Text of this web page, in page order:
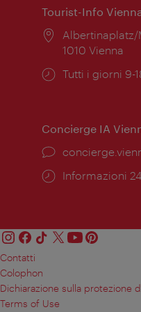
Tourist-Info
Posizione:
Albertinaplatz/
1010 Vienna
Orari
Tutti i giorni 9-
Concierge IA
Ort:
Öffnungszeiten:
Informazioni
Contatti
Colophon
Dichiarazione sulla protezione
Terms of Use